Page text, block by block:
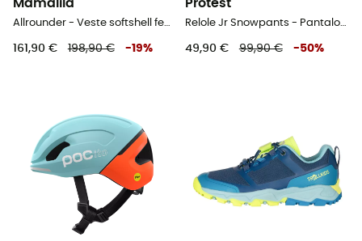
Mamalila
Allrounder - Veste softshell femme
161,90 € 198,90 € -19%
Protest
Relole Jr Snowpants - Pantalon ski enfant
49,90 € 99,90 € -50%